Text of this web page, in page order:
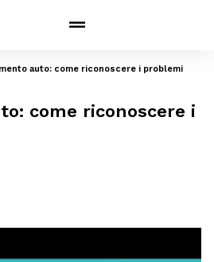
auto: come riconoscere i problemi
come riconoscere i